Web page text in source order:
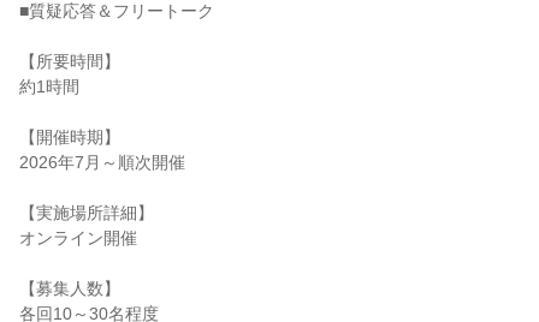
■質疑応答＆フリートーク
【所要時間】
約1時間
【開催時期】
2026年7月～順次開催
【実施場所詳細】
オンライン開催
【募集人数】
各回10～30名程度